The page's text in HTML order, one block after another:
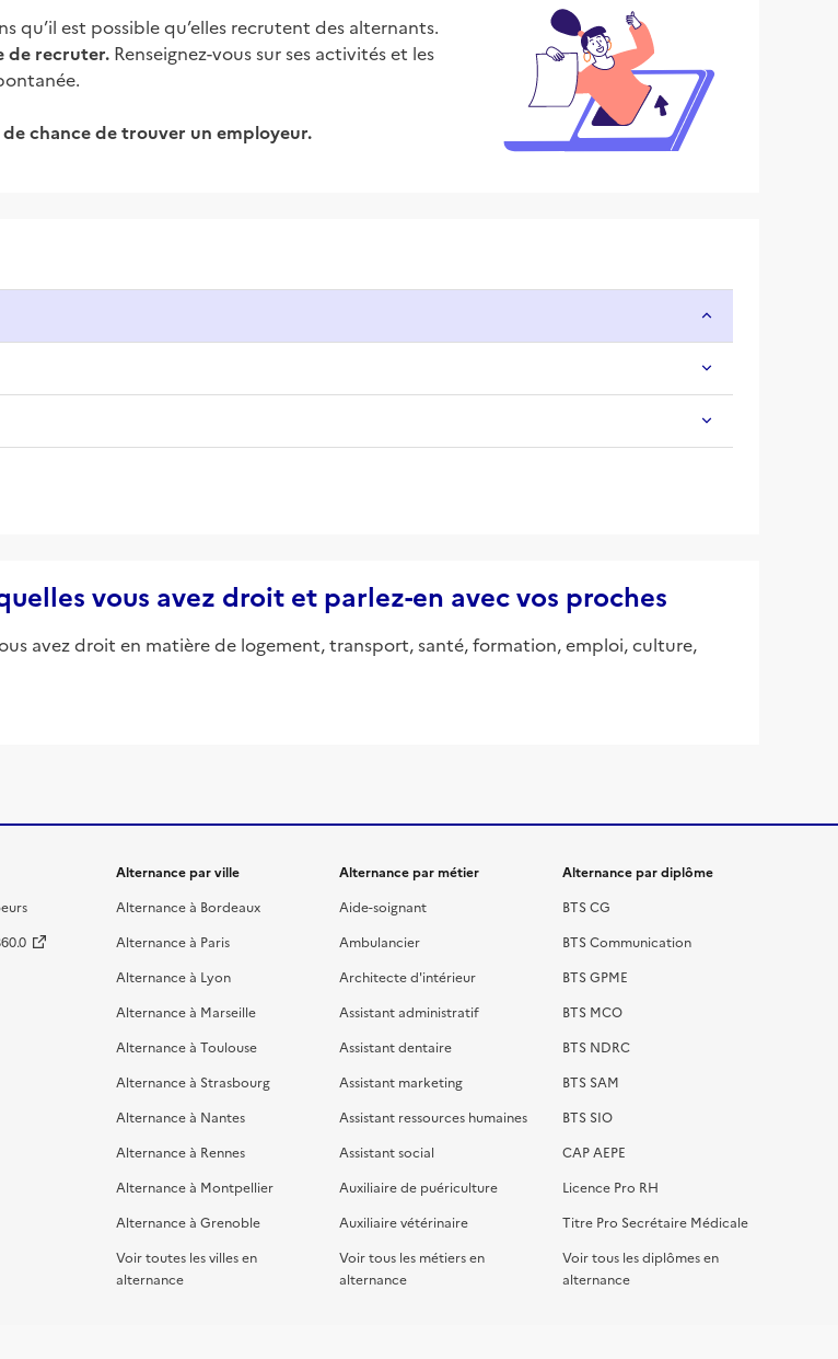
qu’il est possible qu’elles recrutent des alternants.
de recruter. Renseignez-vous sur ses activités et les
chance de trouver un employeur.
vous avez droit et parlez-en avec vos proches
avez droit en matière de logement, transport, santé, formation, emploi, culture,
Alternance par ville
Alternance à Bordeaux
Alternance à Paris
Alternance à Lyon
Alternance à Marseille
Alternance à Toulouse
Alternance à Strasbourg
Alternance à Nantes
Alternance à Rennes
Alternance à Montpellier
Alternance à Grenoble
Voir toutes les villes en
alternance
Alternance par métier
Aide-soignant
Ambulancier
Architecte d'intérieur
Assistant administratif
Assistant dentaire
Assistant marketing
Assistant ressources humaines
Assistant social
Auxiliaire de puériculture
Auxiliaire vétérinaire
Voir tous les métiers en
alternance
Alternance par diplôme
BTS CG
BTS Communication
BTS GPME
BTS MCO
BTS NDRC
BTS SAM
BTS SIO
CAP AEPE
Licence Pro RH
Titre Pro Secrétaire Médicale
Voir tous les diplômes en
alternance